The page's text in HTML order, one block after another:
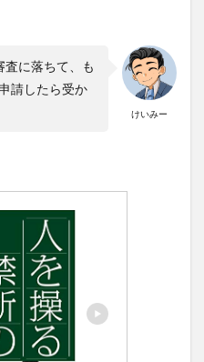
けいみー
査に落ちて、も
請したら受か